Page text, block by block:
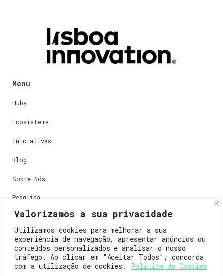
Valorizamos a sua privacidade
Utilizamos cookies para melhorar a sua
experiência de navegação, apresentar anúncios ou
conteúdos personalizados e analisar o nosso
tráfego. Ao clicar em "Aceitar Todos", concorda
com a utilização de cookies.
Política de Cookies
Menu
Hubs
Ecosistema
Iniciativas
Blog
Sobre Nós
Pesquisa
Recursos
Política de Privacidade
Termos & Condições